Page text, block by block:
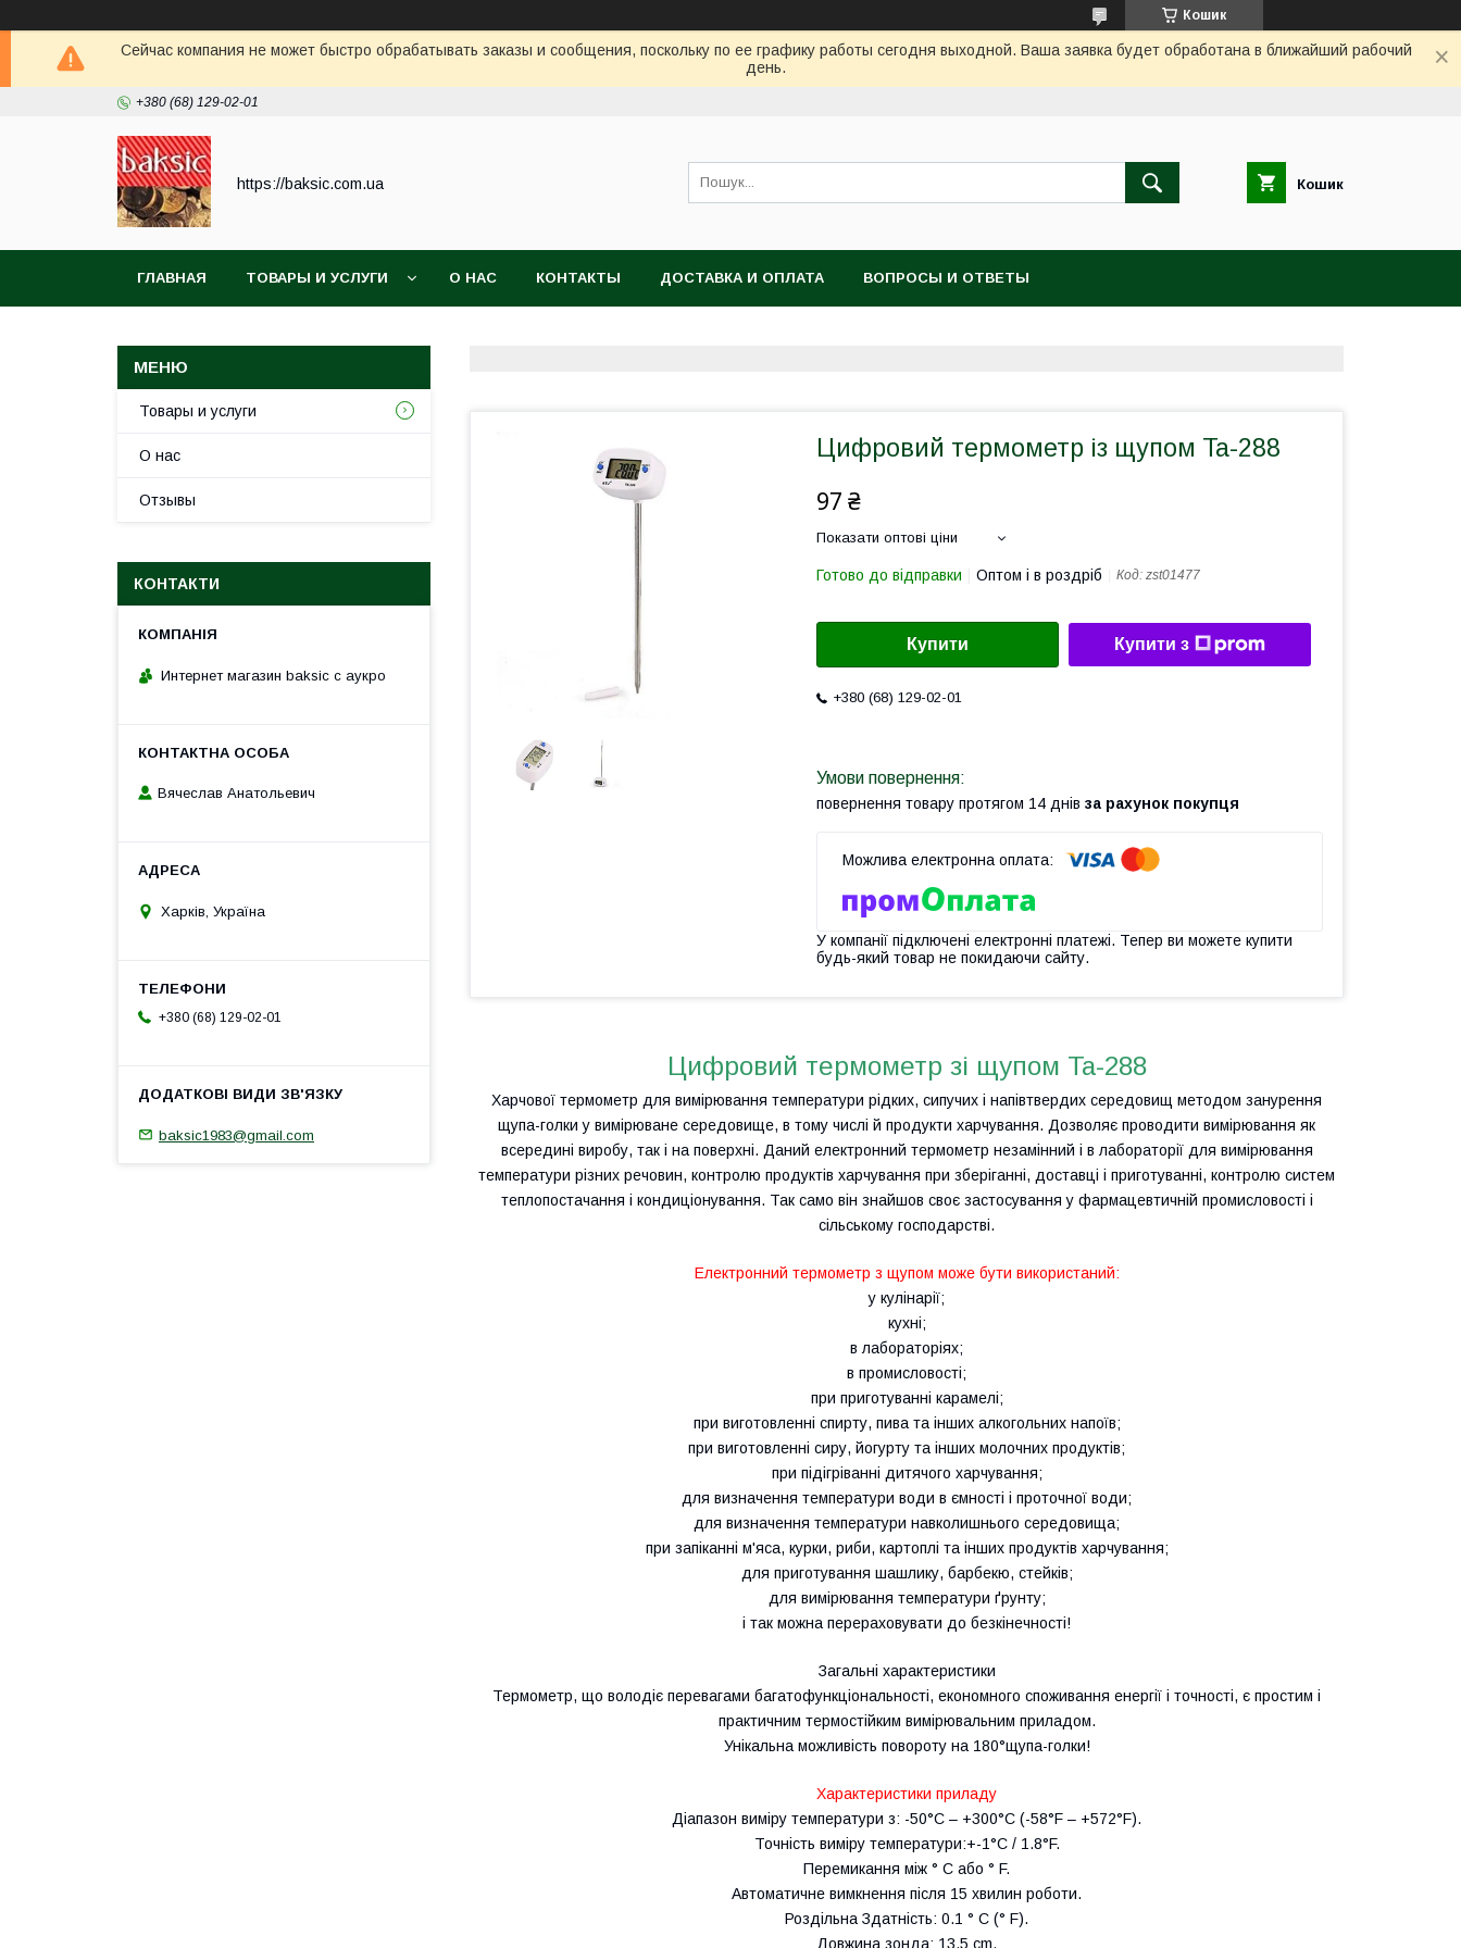
Кошик
Сейчас компания не может быстро обрабатывать заказы и сообщения, поскольку по ее графику работы сегодня выходной. Ваша заявка будет обработана в ближайший рабочий
день.
+380 (68) 129-02-01
https://baksic.com.ua Кошик
ГЛАВНАЯ ТОВАРЫ И УСЛУГИ О НАС КОНТАКТЫ ДОСТАВКА И ОПЛАТА ВОПРОСЫ И ОТВЕТЫ
Цифровий термометр із щупом Ta-288
97 ₴
Показати оптові ціни
Готово до відправки Оптом і в роздріб Код: zst01477
Купити Купити з
+380 (68) 129-02-01
повернення товару протягом 14 днів за рахунок покупця
У компанії підключені електронні платежі. Тепер ви можете купити
будь-який товар не покидаючи сайту.
Цифровий термометр зі щупом Ta-288
Харчової термометр для вимірювання температури рідких, сипучих і напівтвердих середовищ методом занурення
щупа-голки у вимірюване середовище, в тому числі й продукти харчування. Дозволяє проводити вимірювання як
всередині виробу, так і на поверхні. Даний електронний термометр незамінний і в лабораторії для вимірювання
температури різних речовин, контролю продуктів харчування при зберіганні, доставці і приготуванні, контролю систем
теплопостачання і кондиціонування. Так само він знайшов своє застосування у фармацевтичній промисловості і
сільському господарстві.
Електронний термометр з щупом може бути використаний:
у кулінарії;
кухні;
в лабораторіях;
в промисловості;
при приготуванні карамелі;
при виготовленні спирту, пива та інших алкогольних напоїв;
при виготовленні сиру, йогурту та інших молочних продуктів;
при підігріванні дитячого харчування;
для визначення температури води в ємності і проточної води;
для визначення температури навколишнього середовища;
при запіканні м'яса, курки, риби, картоплі та інших продуктів харчування;
для приготування шашлику, барбекю, стейків;
для вимірювання температури ґрунту;
і так можна перераховувати до безкінечності!
Загальні характеристики
Термометр, що володіє перевагами багатофункціональності, економного споживання енергії і точності, є простим і
практичним термостійким вимірювальним приладом.
Унікальна можливість повороту на 180°щупа-голки!
Характеристики приладу
Діапазон виміру температури з: -50°С – +300°С (-58°F – +572°F).
Точність виміру температури:+-1°С / 1.8°F.
Перемикання між ° C або ° F.
Автоматичне вимкнення після 15 хвилин роботи.
Роздільна Здатність: 0.1 ° C (° F).
Довжина зонда: 13,5 cm.
Товары и услуги
О нас
Отзывы
КОНТАКТИ
Интернет магазин baksic с аукро
Вячеслав Анатольевич
Харків, Україна
+380 (68) 129-02-01
baksic1983@gmail.com